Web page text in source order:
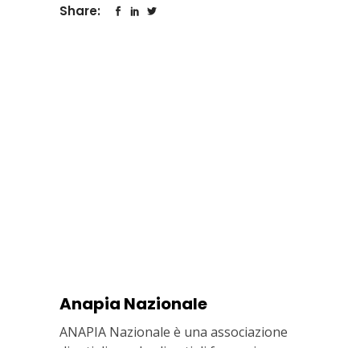
Share:
Anapia Nazionale
ANAPIA Nazionale è una associazione